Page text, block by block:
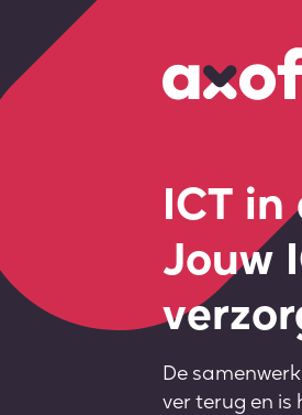
ICT in
Jouw
De
ver terug en is